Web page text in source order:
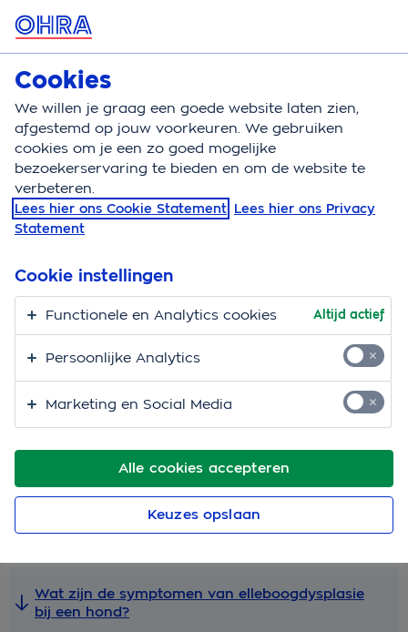
MENU
Hondenverzekering
Hondenverzekering Aandoeningen
Elleboogdysplasie bij
honden
Yenta van der Lee - Dierenarts bij OHRA
5 min.
04-08-2026
Mank lopen, pijn bij het spelen of gewoon niet zichzelf.
Elleboogdysplasie is een verzamelnaam voor
verschillende aandoeningen aan het ellebooggewricht
bij honden. Niet fijn voor je hond, en ook niet voor jou
Snel naar
Wat zijn de symptomen van elleboogdysplasie
bij een hond?
Cookies
We willen je graag een goede website laten zien,
afgestemd op jouw voorkeuren. We gebruiken
cookies om je een zo goed mogelijke
bezoekerservaring te bieden en om de website te
verbeteren.
Lees hier ons Cookie Statement Lees hier ons Privacy
Statement
Alle cookies accepteren
Cookie instellingen
Functionele en Analytics cookies Altijd actief
Persoonlijke Analytics
Marketing en Social Media
Keuzes opslaan